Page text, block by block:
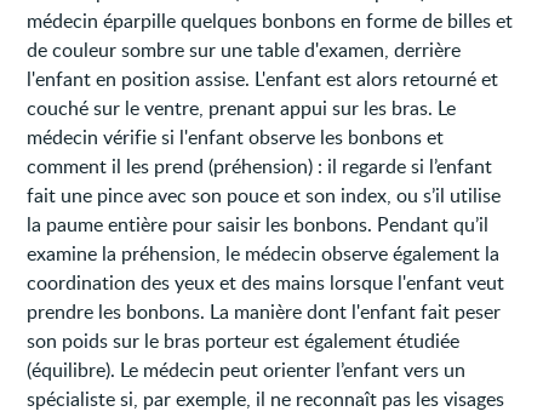
médecin éparpille quelques bonbons en forme de billes et
de couleur sombre sur une table d'examen, derrière
l'enfant en position assise. L'enfant est alors retourné et
couché sur le ventre, prenant appui sur les bras. Le
médecin vérifie si l'enfant observe les bonbons et
comment il les prend (préhension) : il regarde si l’enfant
fait une pince avec son pouce et son index, ou s’il utilise
la paume entière pour saisir les bonbons. Pendant qu’il
examine la préhension, le médecin observe également la
coordination des yeux et des mains lorsque l'enfant veut
prendre les bonbons. La manière dont l'enfant fait peser
son poids sur le bras porteur est également étudiée
(équilibre). Le médecin peut orienter l’enfant vers un
spécialiste si, par exemple, il ne reconnaît pas les visages